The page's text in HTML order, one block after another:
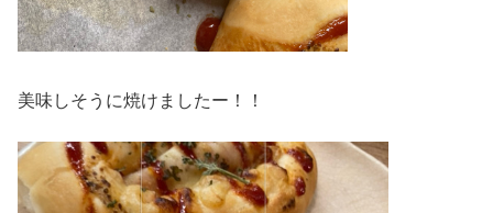
美味しそうに焼けましたー！！